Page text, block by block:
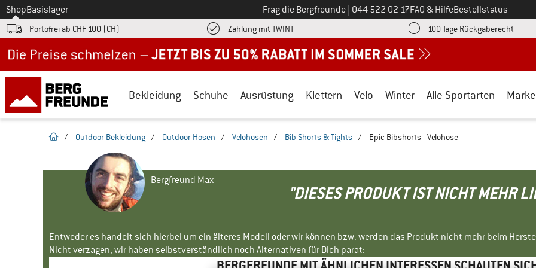
Zum
ShopBasislager Frag die Bergfreunde Ruf uns an unter
044 522 02 17FAQ & HilfeBestellstatus
Portofrei ab CHF 100 (CH) Zahlung mit TWINTFinde die Zahlungs-Infos hier! Öffnet sich in einer Infobox
100 Tage Rückgaberecht
Bekleidung Schuhe Ausrüstung Klettern Velo Winter Alle Sportarten
Startseite
/ Outdoor Bekleidung / Outdoor Hosen / Velohosen / Bib Shorts & Tights / Epic Bibshorts - Velohose
Bergfreund Max
"DIESES PRODUKT IST NICHT MEHR
Entweder es handelt sich hierbei um ein älteres Modell oder wir können bzw. werden das Produkt nicht mehr beim
Nicht verzagen, wir haben selbstverständlich noch Alternativen für Dich parat: